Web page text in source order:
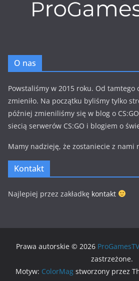
O nas
Powstaliśmy w 2015 roku. Od tamtego
zmieniło. Na początku byliśmy tylko
później zmieniliśmy się w blog o
siecią serwerów CS:GO i blogiem o
Mamy nadzieję, że zostaniecie z nami
Kontakt
Najlepiej przez zakładkę kontakt
Prawa autorskie © 2026
zastrzeżone.
Motyw: ColorMagstworzony przez